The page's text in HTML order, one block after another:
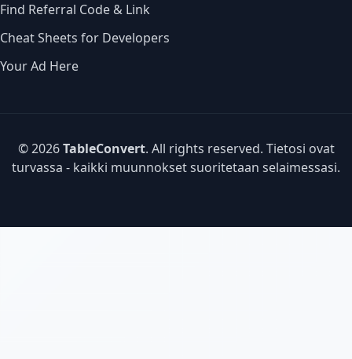
Find Referral Code & Link
Cheat Sheets for Developers
Your Ad Here
© 2026TableConvert. All rights reserved. Tietosi ovat
turvassa - kaikki muunnokset suoritetaan selaimessasi.